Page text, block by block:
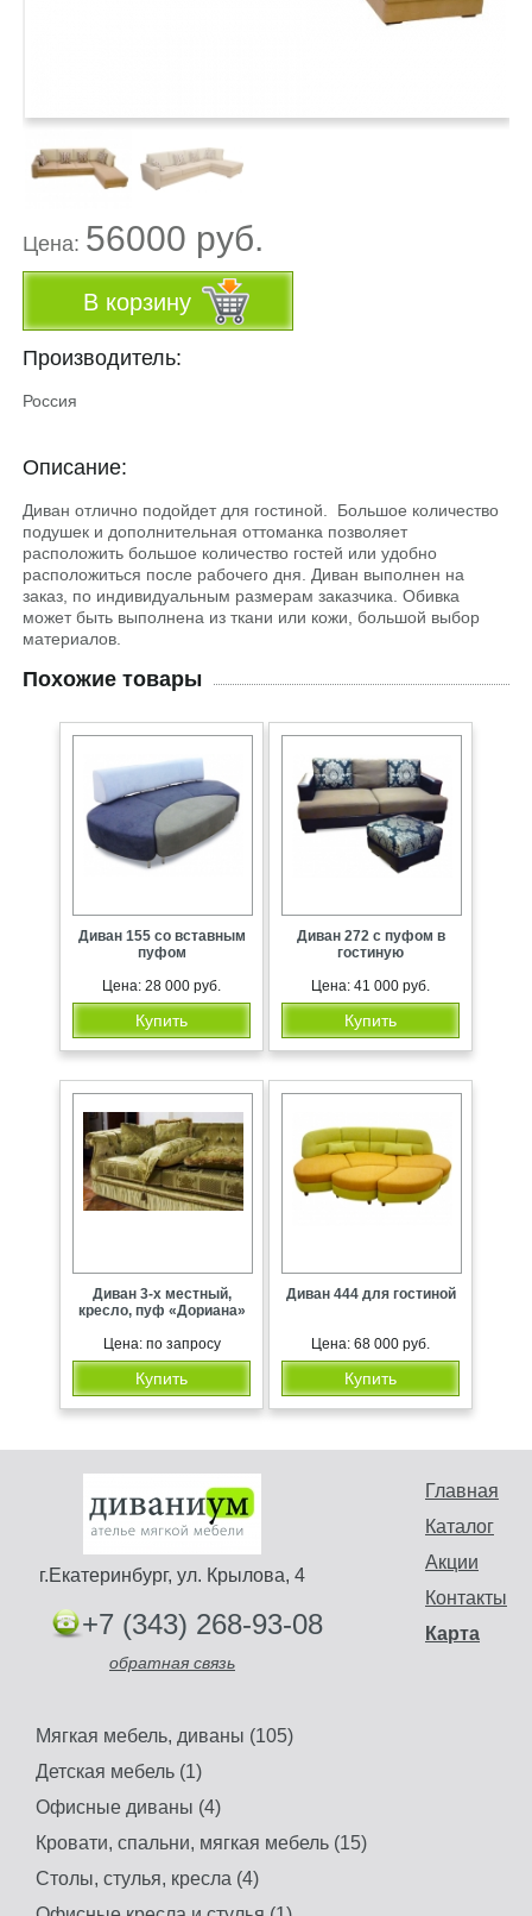
Цена: 56000 руб.
В корзину
Производитель:
Россия
Описание:
Диван отлично подойдет для гостиной. Большое количество
подушек и дополнительная оттоманка позволяет
расположить большое количество гостей или удобно
расположиться после рабочего дня. Диван выполнен на
заказ, по индивидуальным размерам заказчика. Обивка
может быть выполнена из ткани или кожи, большой выбор
материалов.
Похожие товары
Диван 155 со вставным
пуфом
Цена: 28 000 руб.
Купить
Диван 272 с пуфом в
гостиную
Цена: 41 000 руб.
Купить
Диван 3-х местный,
кресло, пуф «Дориана»
Цена: по запросу
Купить
Диван 444 для гостиной
Цена: 68 000 руб.
Купить
Главная
Каталог
Акции
Контакты
Карта
г.Екатеринбург, ул. Крылова, 4
+7 (343) 268-93-08
обратная связь
Мягкая мебель, диваны (105)
Детская мебель (1)
Офисные диваны (4)
Кровати, спальни, мягкая мебель (15)
Столы, стулья, кресла (4)